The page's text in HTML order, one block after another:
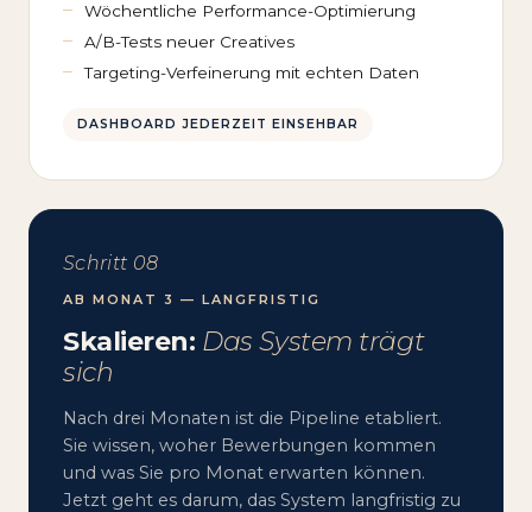
Wöchentliche Performance-Optimierung
A/B-Tests neuer Creatives
Targeting-Verfeinerung mit echten Daten
DASHBOARD JEDERZEIT EINSEHBAR
Schritt 08
AB MONAT 3 — LANGFRISTIG
Skalieren: Das System trägt
sich
Nach drei Monaten ist die Pipeline etabliert.
Sie wissen, woher Bewerbungen kommen
und was Sie pro Monat erwarten können.
Jetzt geht es darum, das System langfristig zu